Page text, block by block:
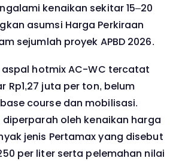
kenaikan sekitar 15–20
asumsi Harga Perkiraan
sejumlah proyek APBD 2026.
aspal hotmix AC-WC tercatat
Rp1,27 juta per ton, belum
course dan mobilisasi.
oleh kenaikan harga
jenis Pertamax yang disebut
per liter serta pelemahan nilai